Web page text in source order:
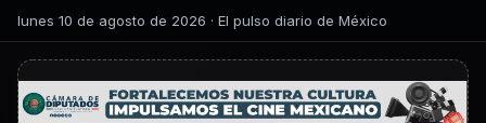
lunes 10 de agosto de 2026 · El pulso diario de México